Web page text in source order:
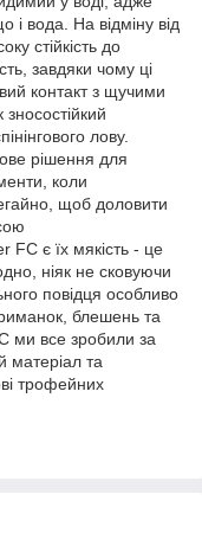
і вода. На відміну від
стійкість до
завдяки чому ці
контакт з щучими
лову.
рішення для
коли
щоб доловити
FC є їх мякість - це
ніяк не сковуючи
повідця особливо
блешень та
ми все зробили за
матеріал та
трофейних